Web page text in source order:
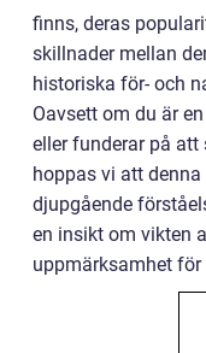
finns, deras
skillnader mellan
historiska för- och
Oavsett om du är
eller funderar på
hoppas vi att
djupgående
en insikt om vikten
uppmärksamhet